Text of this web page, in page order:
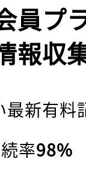
員プ
報収
新有料
率98%